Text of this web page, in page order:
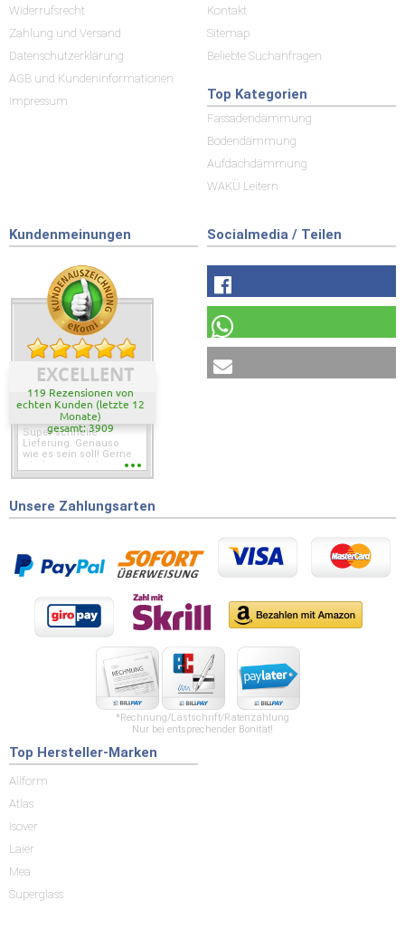
Widerrufsrecht
Zahlung und Versand
Datenschutzerklärung
AGB und Kundeninformationen
Impressum
Kontakt
Sitemap
Beliebte Suchanfragen
Top Kategorien
Fassadendämmung
Bodendämmung
Aufdachdämmung
WAKÜ Leitern
Kundenmeinungen
EXCELLENT
119 Rezensionen von
echten Kunden (letzte 12
Monate)
gesamt: 3909
Super schnelle
Lieferung. Genauso
wie es sein soll! Gerne
wieder wenn ich was
Socialmedia / Teilen
Unsere Zahlungsarten
*Rechnung/Lastschrift/Ratenzahlung
Nur bei entsprechender Bonität!
Top Hersteller-Marken
Allform
Atlas
Isover
Laier
Mea
Superglass